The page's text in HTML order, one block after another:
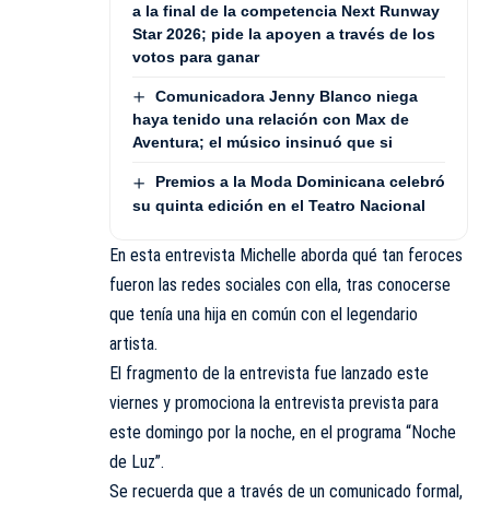
a la final de la competencia Next Runway
Star 2026; pide la apoyen a través de los
votos para ganar
Comunicadora Jenny Blanco niega
haya tenido una relación con Max de
Aventura; el músico insinuó que si
Premios a la Moda Dominicana celebró
su quinta edición en el Teatro Nacional
En esta entrevista Michelle aborda qué tan feroces
fueron las redes sociales con ella, tras conocerse
que tenía una hija en común con el legendario
artista.
El fragmento de la entrevista fue lanzado este
viernes y promociona la entrevista prevista para
este domingo por la noche, en el programa “Noche
de Luz”.
Se recuerda que a través de un comunicado formal,